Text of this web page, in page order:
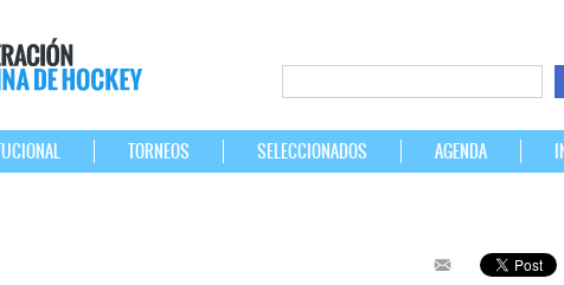
TORNEOS SELECCIONADOS AGENDA